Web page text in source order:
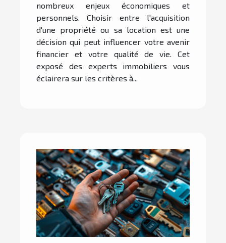
nombreux enjeux économiques et
personnels. Choisir entre l'acquisition
d'une propriété ou sa location est une
décision qui peut influencer votre avenir
financier et votre qualité de vie. Cet
exposé des experts immobiliers vous
éclairera sur les critères à...